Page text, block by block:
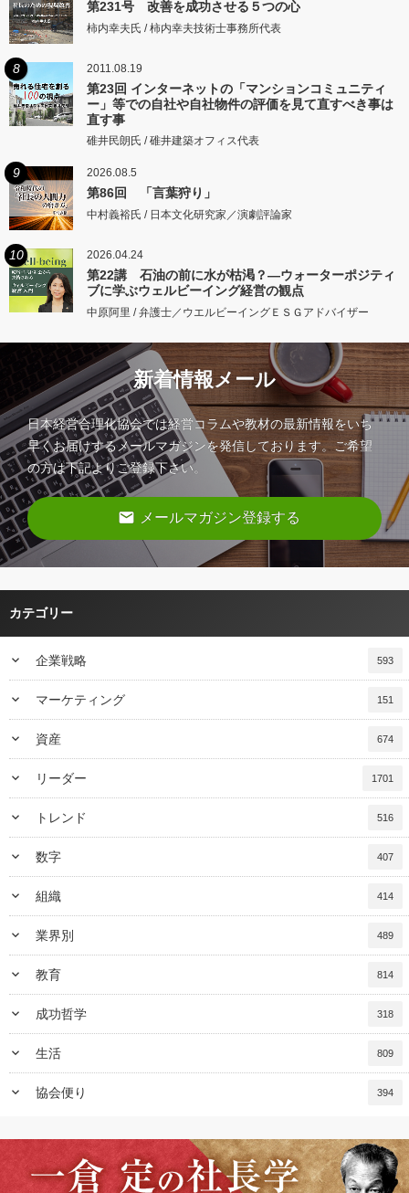
第231号 改善を成功させる５つの心
柿内幸夫氏 / 柿内幸夫技術士事務所代表
8 2011.08.19
第23回 インターネットの「マンションコミュニティ
ー」等での自社や自社物件の評価を見て直すべき事は
直す事
碓井民朗氏 / 碓井建築オフィス代表
9 2026.08.5
第86回 「言葉狩り」
中村義裕氏 / 日本文化研究家／演劇評論家
10 2026.04.24
第22講 石油の前に水が枯渇？―ウォーターポジティ
ブに学ぶウェルビーイング経営の観点
中原阿里 / 弁護士／ウエルビーイングＥＳＧアドバイザー
新着情報メール
日本経営合理化協会では経営コラムや教材の最新情報をいち
早くお届けするメールマガジンを発信しております。ご希望
の方は下記よりご登録下さい。
email メールマガジン登録する
カテゴリー
keyboard_arrow_down 企業戦略 593
keyboard_arrow_down マーケティング 151
keyboard_arrow_down 資産 674
keyboard_arrow_down リーダー 1701
keyboard_arrow_down トレンド 516
keyboard_arrow_down 数字 407
keyboard_arrow_down 組織 414
keyboard_arrow_down 業界別 489
keyboard_arrow_down 教育 814
keyboard_arrow_down 成功哲学 318
keyboard_arrow_down 生活 809
keyboard_arrow_down 協会便り 394